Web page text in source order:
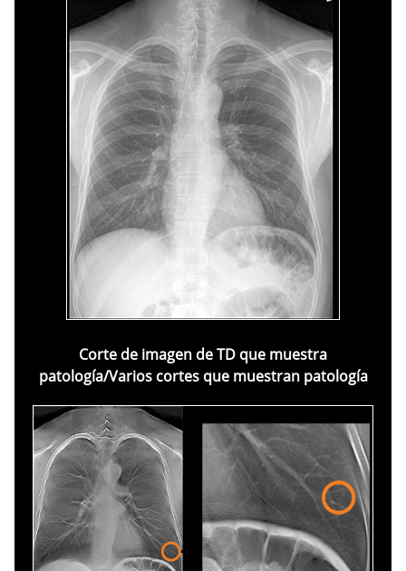
Corte de imagen de TD que muestra
patología/Varios cortes que muestran patología